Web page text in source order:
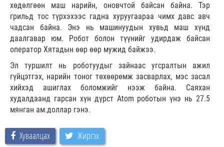
хөдөлгөөн маш нарийн, оновчтой байсан байна. Тэр
грильд тос түрхэхээс гадна хуруугаараа чимх давс авч
чадсан байна. Энэ нь машинуудын хувьд маш хүнд
даалгавар юм. Робот болон түүнийг удирдаж байсан
оператор Хятадын өөр өөр мужид байжээ.
Эл туршилт нь роботуудыг зайнаас угсралтын ажил
гүйцэтгэх, нарийн тоног төхөөрөмж засварлах, мэс засал
хийхэд ашиглах боломжийг нээж байна. Саяхан
худалдаанд гарсан хүн дүрст Atom роботын үнэ нь 27.5
мянган ам.доллар гэнэ.
Хуваалцах Жиргэх